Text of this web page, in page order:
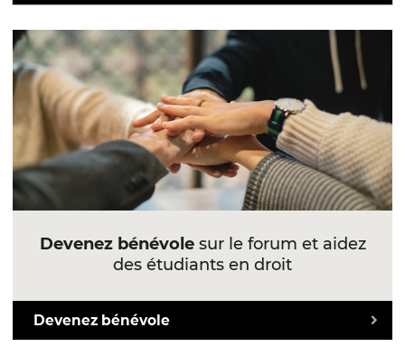
Devenez bénévolesur le forum et aidez
des étudiants en droit
Devenez bénévole